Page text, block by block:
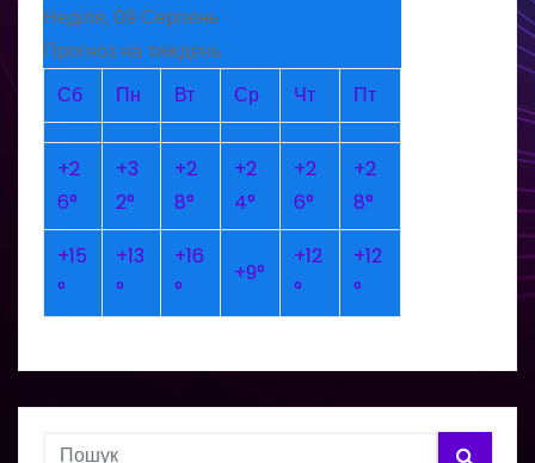
Неділя, 09 Серпень
Прогноз на тиждень
Сб
Пн Вт Ср Чт Пт
+2
6°
+3
2°
+2
8°
+2
4°
+2
6°
+2
8°
+15
°
+13
°
+16
°
+9°
+12
°
+12
°